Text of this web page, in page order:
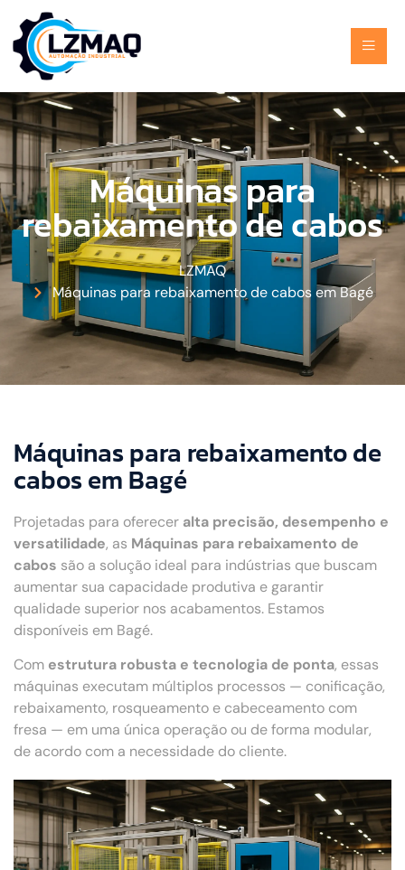
Máquinas para
rebaixamento de cabos
LZMAQ
Máquinas para rebaixamento de cabos em Bagé
Máquinas para rebaixamento de
cabos em Bagé
Projetadas para oferecer alta precisão, desempenho e
versatilidade, as Máquinas para rebaixamento de
cabos são a solução ideal para indústrias que buscam
aumentar sua capacidade produtiva e garantir
qualidade superior nos acabamentos. Estamos
disponíveis em Bagé.
Com estrutura robusta e tecnologia de ponta, essas
máquinas executam múltiplos processos — conificação,
rebaixamento, rosqueamento e cabeceamento com
fresa — em uma única operação ou de forma modular,
de acordo com a necessidade do cliente.